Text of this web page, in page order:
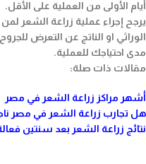
أيام الأولى من العملية على الأقل.
يرجح إجراء عملية زراعة الشعر
الوراثي او الناتج عن التعرض
مدى احتياجك للعملية.
مقالات ذات صلة:
أشهر مراكز زراعة الشعر في مصر
هل تجارب زراعة الشعر في مصر
نتائج زراعة الشعر بعد سنتين فعالة 100% مع د. علاء